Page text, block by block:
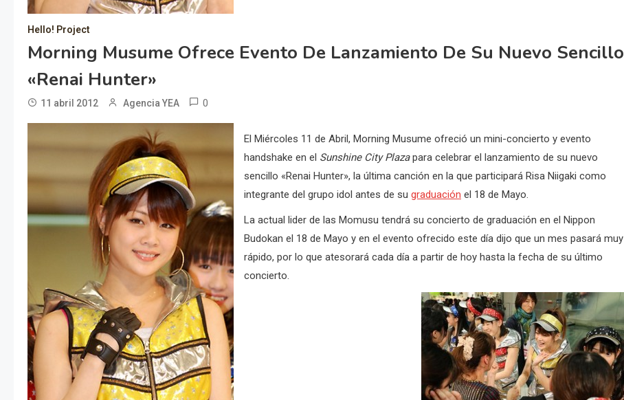
Hello! Project
Morning Musume Ofrece Evento De Lanzamiento De Su Nuevo Sencillo
«Renai Hunter»
11 abril 2012 Agencia YEA 0
El Miércoles 11 de Abril, Morning Musume ofreció un mini-concierto y evento
handshake en el Sunshine City Plazapara celebrar el lanzamiento de su nuevo
sencillo «Renai Hunter», la última canción en la que participará Risa Niigaki como
integrante del grupo idol antes de su graduación el 18 de Mayo.
La actual lider de las Momusu tendrá su concierto de graduación en el Nippon
Budokan el 18 de Mayo y en el evento ofrecido este día dijo que un mes pasará muy
rápido, por lo que atesorará cada día a partir de hoy hasta la fecha de su último
concierto.